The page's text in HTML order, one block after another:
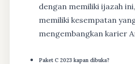
dengan memiliki ijazah
memiliki kesempatan
mengembangkan karier
Paket C 2023 kapan dibuka?